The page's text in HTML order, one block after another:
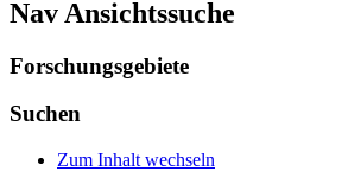
Nav Ansichtssuche
Forschungsgebiete
Suchen
Zum Inhalt wechseln